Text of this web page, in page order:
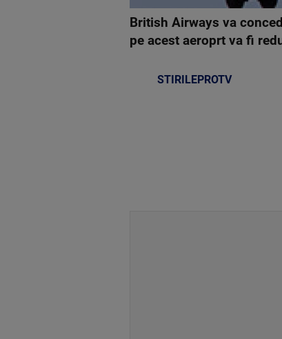
British Airways va
pe acest aeroprt va fi
STIRILEPROTV